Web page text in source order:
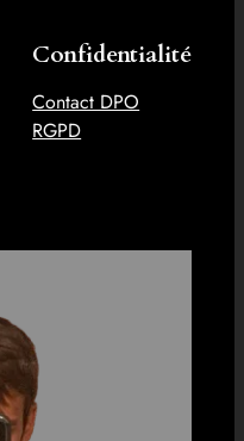
Confidentialité
Contact DPO
RGPD